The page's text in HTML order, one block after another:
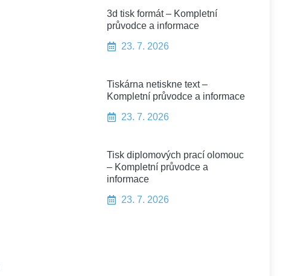
3d tisk formát – Kompletní
průvodce a informace
23. 7. 2026
Tiskárna netiskne text –
Kompletní průvodce a informace
23. 7. 2026
Tisk diplomových prací olomouc
– Kompletní průvodce a
informace
23. 7. 2026